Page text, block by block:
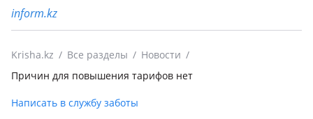
inform.kz
Krisha.kz Все разделы
Новости
Причин для повышения тарифов нет
Написать в службу заботы